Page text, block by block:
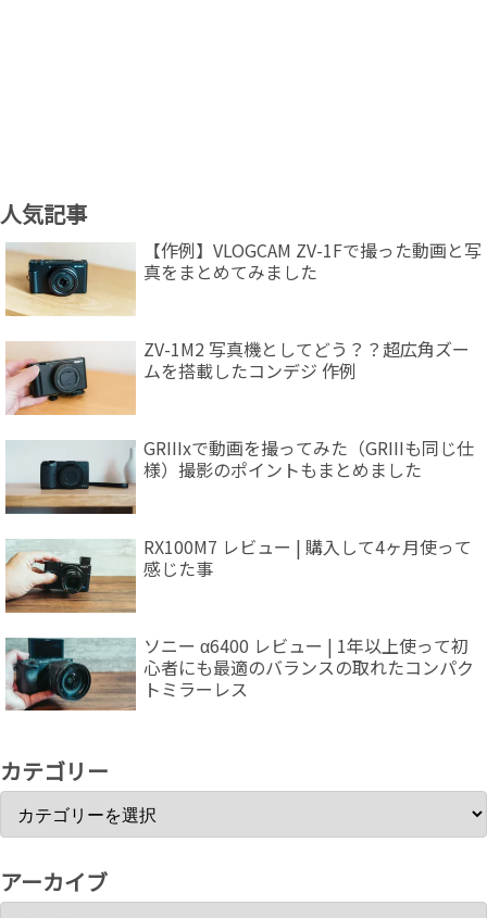
人気記事
【作例】VLOGCAM ZV-1Fで撮った動画と写
真をまとめてみました
ZV-1M2 写真機としてどう？？超広角ズー
ムを搭載したコンデジ 作例
GRIIIxで動画を撮ってみた（GRIIIも同じ仕
様）撮影のポイントもまとめました
RX100M7 レビュー | 購入して4ヶ月使って
感じた事
ソニー α6400 レビュー | 1年以上使って初
心者にも最適のバランスの取れたコンパク
トミラーレス
カテゴリー
アーカイブ